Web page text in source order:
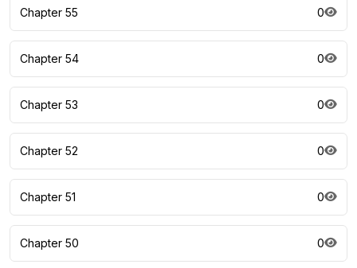
Chapter 55 0
Chapter 54 0
Chapter 53 0
Chapter 52 0
Chapter 51 0
Chapter 50 0